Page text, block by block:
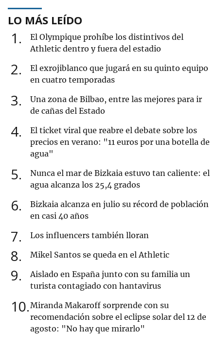
LO MÁS LEÍDO
1
El Olympique prohíbe los distintivos del
Athletic dentro y fuera del estadio
2
El exrojiblanco que jugará en su quinto equipo
en cuatro temporadas
3
Una zona de Bilbao, entre las mejores para ir
de cañas del Estado
4
El ticket viral que reabre el debate sobre los
precios en verano: "11 euros por una botella de
agua"
5
Nunca el mar de Bizkaia estuvo tan caliente: el
agua alcanza los 25,4 grados
6
Bizkaia alcanza en julio su récord de población
en casi 40 años
7 Los influencers también lloran
8 Mikel Santos se queda en el Athletic
9
Aislado en España junto con su familia un
turista contagiado con hantavirus
10 Miranda Makaroff sorprende con su
recomendación sobre el eclipse solar del 12 de
agosto: "No hay que mirarlo"